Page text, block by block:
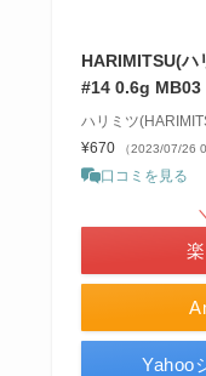
HARIMITSU(ハ
#14 0.6g MB03
ハリミツ
¥670
（2023/07/26
口コミを見る
Yahoo